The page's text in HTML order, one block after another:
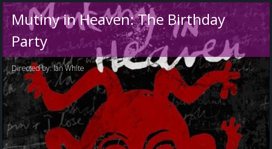
Mutiny in Heaven: The Birthday
Party
Directed by:Ian White